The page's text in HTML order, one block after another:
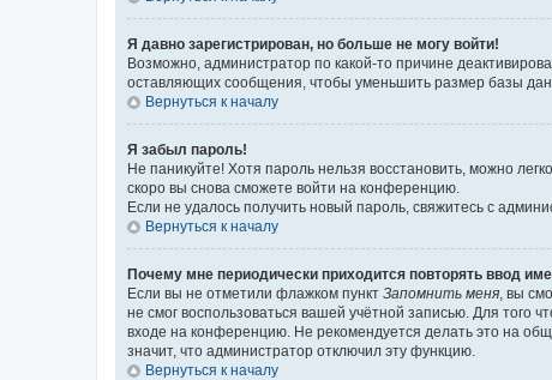
Я давно зарегистрирован, но больше не могу войти!
Возможно, администратор по какой-то причине
оставляющих сообщения, чтобы уменьшить размер базы
Вернуться к началу
Я забыл пароль!
Не паникуйте! Хотя пароль нельзя восстановить, можно
скоро вы снова сможете войти на конференцию.
Если не удалось получить новый пароль, свяжитесь с
Вернуться к началу
Почему мне периодически приходится повторять ввод
Если вы не отметили флажком пункт Запомнить меня , вы
не смог воспользоваться вашей учётной записью. Для того
входе на конференцию. Не рекомендуется делать это на
значит, что администратор отключил эту функцию.
Вернуться к началу